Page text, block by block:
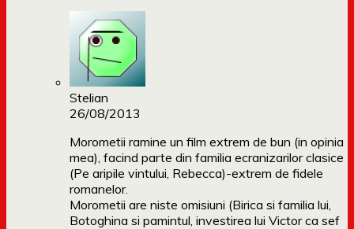
Stelian
26/08/2013
Morometii ramine un film extrem de bun (in opinia
mea), facind parte din familia ecranizarilor clasice
(Pe aripile vintului, Rebecca)-extrem de fidele
romanelor.
Morometii are niste omisiuni (Birica si familia lui,
Botoghina si pamintul, investirea lui Victor ca sef